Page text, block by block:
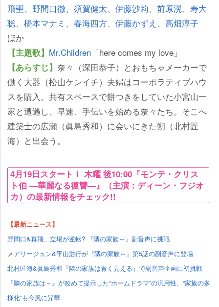
飛聖、 野間口徹、 須賀健太、 伊藤沙莉、 前原滉、 寿大
聡、 橋本マナミ 、 春海四方、 伊藤かずえ 、 高畑淳子
ほか
【主題歌】 Mr.Children 「here comes my love」
【あらすじ】 奈々（深田恭子）とおもちゃメーカーで
働く大器（松山ケンイチ）夫婦はコーポラティブハウ
スを購入。共有スペースで餅つきをしていた小宮山一
家と遭遇し、早速、手伝いを始める奈々たち。そこへ
建築士の広瀬（眞島秀和）に会いにきた朔（北村匠
海）と出会う。
4月19日スタート！ 木曜 後10:00『モンテ・クリス
ト伯 ―華麗なる復讐―』（主演：ディーン・フジオ
カ）の最新情報をチェック!!
【最新ニュース】
野間口&真飛、立場が逆転? 『隣の家族～』副音声に挑戦
メアリージュン&平山浩行が『隣の家族～』第5話の副音声に登場
北村匠海&眞島秀和『隣の家族は青く見える』で副音声企画に初挑戦
『隣の家族は～』が改めて提示した“ホームドラマ”の汎用性、“家族の多
様化”も今風に昇華